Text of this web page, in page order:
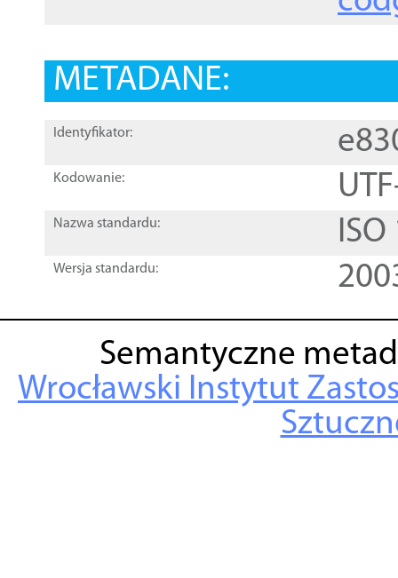
METADANE:
Identyfikator:
Kodowanie:
Nazwa standardu:
Wersja standardu:
Semantyczne
Wrocławski Instytut